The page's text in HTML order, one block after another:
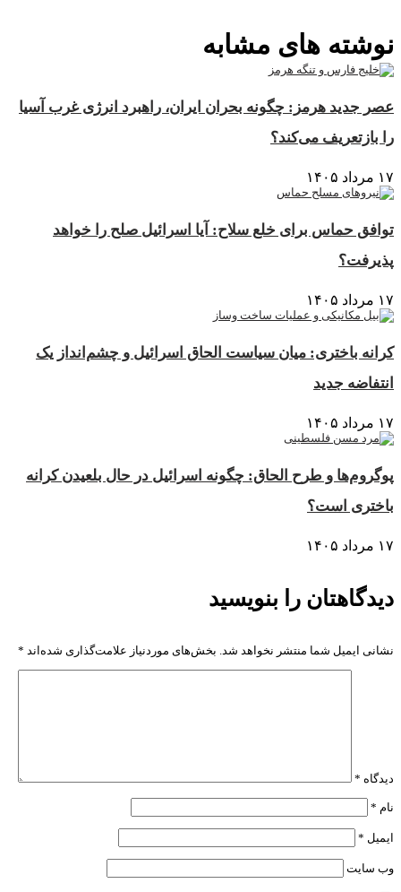
نوشته های مشابه
عصر جدید هرمز: چگونه بحران ایران، راهبرد انرژی غرب آسیا
را بازتعریف می‌کند؟
۱۷ مرداد ۱۴۰۵
توافق حماس برای خلع سلاح: آیا اسرائیل صلح را خواهد
پذیرفت؟
۱۷ مرداد ۱۴۰۵
کرانه باختری: میان سیاست الحاق اسرائیل و چشم‌انداز یک
انتفاضه جدید
۱۷ مرداد ۱۴۰۵
پوگروم‌ها و طرح الحاق: چگونه اسرائیل در حال بلعیدن کرانه
باختری است؟
۱۷ مرداد ۱۴۰۵
دیدگاهتان را بنویسید
نشانی ایمیل شما منتشر نخواهد شد. بخش‌های موردنیاز علامت‌گذاری شده‌اند *
دیدگاه *
نام *
ایمیل *
وب‌ سایت